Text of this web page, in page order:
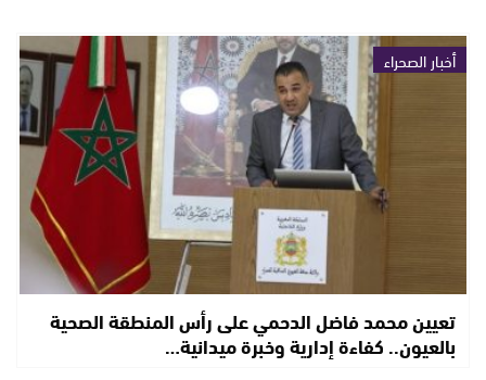
أخبار الصحراء
تعيين محمد فاضل الدحمي على رأس المنطقة الصحية
بالعيون.. كفاءة إدارية وخبرة ميدانية…